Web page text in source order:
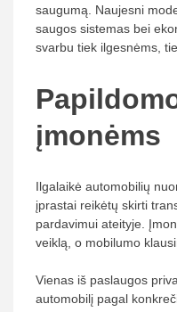
saugumą. Naujesni
saugos sistemas bei
svarbu tiek ilgesnėms,
įmonėms
Ilgalaikė automobilių
įprastai reikėtų skirti
pardavimui ateityje.
veiklą, o mobilumo
Vienas iš paslaugos
automobilį pagal